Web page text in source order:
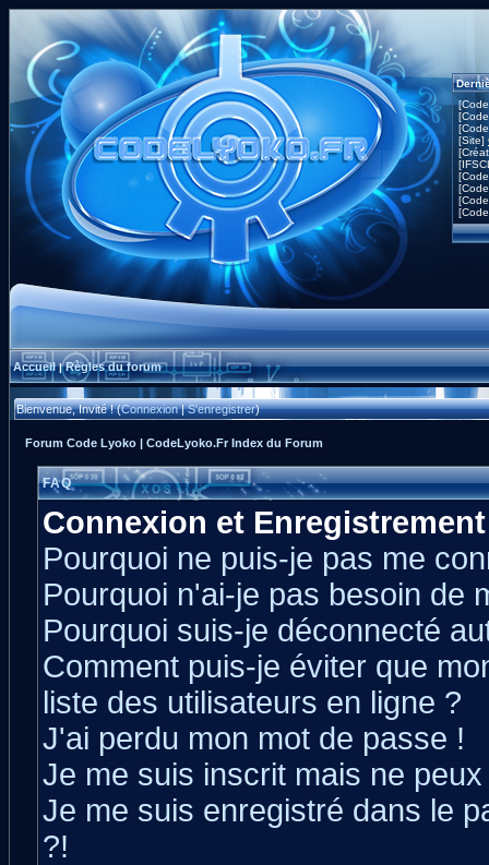
[Site]
Accueil|Règles du forum
Bienvenue, Invité ! (Connexion|S'enregistrer)
Forum Code Lyoko | CodeLyoko.Fr Index du Forum
FAQ
Connexion et Enregistrement
Pourquoi ne puis-je pas me
Pourquoi n'ai-je pas besoin de
Pourquoi suis-je déconnecté
Comment puis-je éviter que
liste des utilisateurs en ligne ?
J'ai perdu mon mot de passe !
Je me suis inscrit mais ne
Je me suis enregistré dans le
?!